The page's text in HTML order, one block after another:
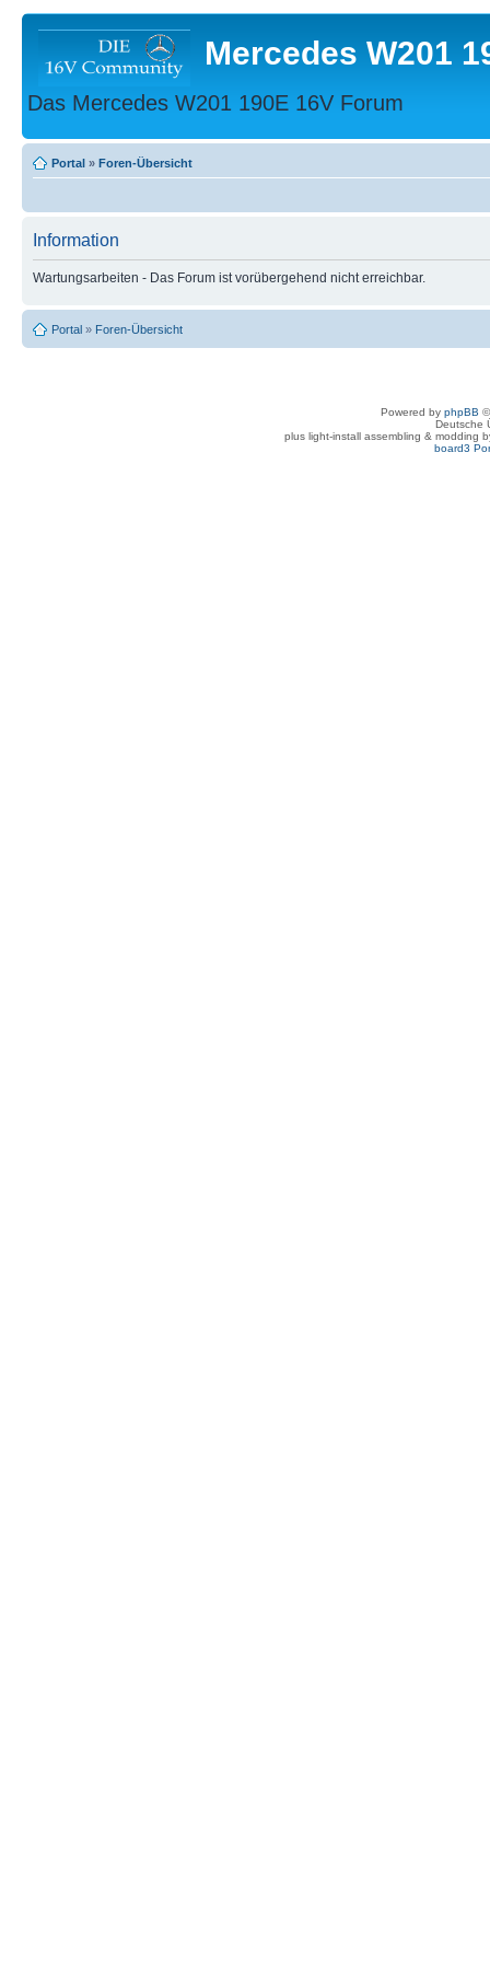
Mercedes W201
Das Mercedes W201 190E 16V Forum
Portal » Foren-Übersicht
Information
Wartungsarbeiten - Das Forum ist vorübergehend nicht erreichbar.
Portal » Foren-Übersicht
Powered by phpBB
Deutsche
plus light-install assembling & modding
board3